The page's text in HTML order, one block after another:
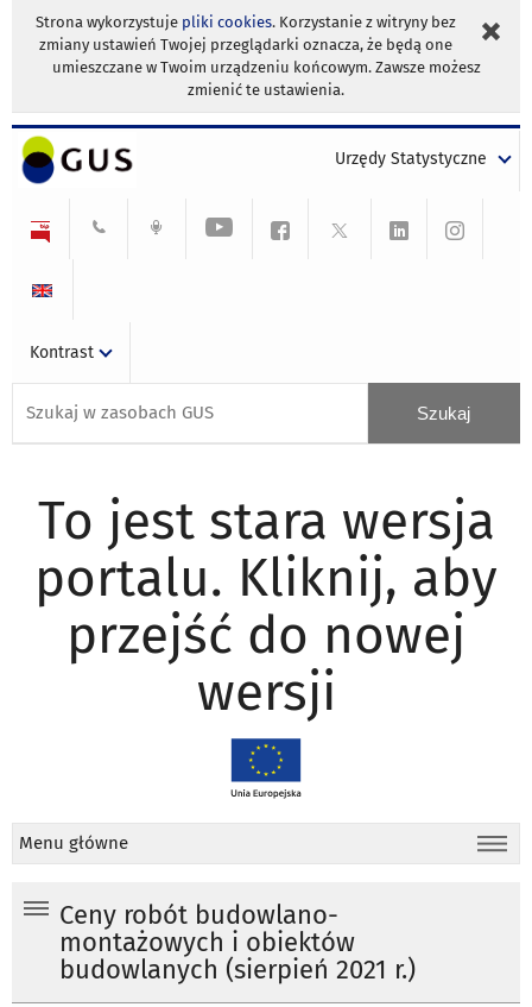
Strona wykorzystuje pliki cookies. Korzystanie z witryny bez
zmiany ustawień Twojej przeglądarki oznacza, że będą one
umieszczane w Twoim urządzeniu końcowym. Zawsze możesz
zmienić te ustawienia.
Urzędy Statystyczne
Kontrast
To jest stara wersja
portalu. Kliknij, aby
przejść do nowej
wersji
Menu główne
Ceny robót budowlano-
montażowych i obiektów
budowlanych (sierpień 2021 r.)